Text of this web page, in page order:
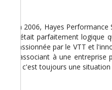
En 2006, Hayes
Il était parfaitement logique
passionnée par le VTT et
s'associant à une
et c'est toujours une